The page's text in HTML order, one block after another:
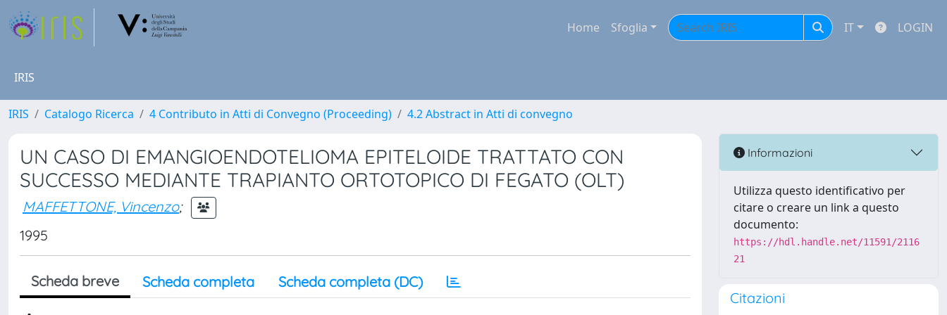
Home Sfoglia IT LOGIN
IRIS
IRIS Catalogo Ricerca 4 Contributo in Atti di Convegno (Proceeding) 4.2 Abstract in Atti di convegno
UN CASO DI EMANGIOENDOTELIOMA EPITELOIDE TRATTATO CON
SUCCESSO MEDIANTE TRAPIANTO ORTOTOPICO DI FEGATO (OLT)
MAFFETTONE, Vincenzo;
1995
Scheda breve Scheda completa Scheda completa (DC)
Informazioni
Utilizza questo identificativo per
citare o creare un link a questo
documento:
https://hdl.handle.net/11591/2116
21
Citazioni